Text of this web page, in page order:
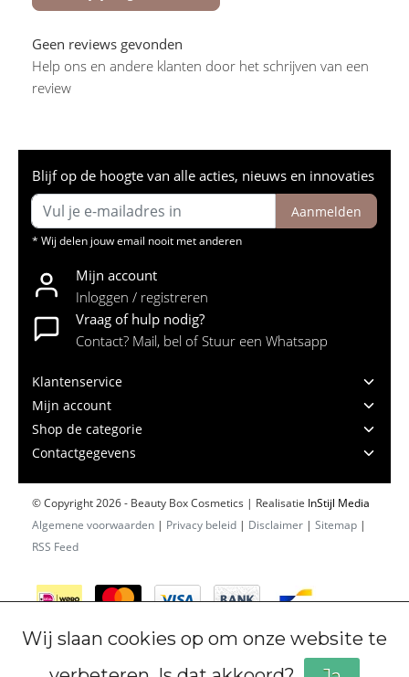
Geen reviews gevonden
Help ons en andere klanten door het schrijven van een
review
Blijf op de hoogte van alle acties, nieuws en innovaties
Aanmelden
* Wij delen jouw email nooit met anderen
Mijn account
Inloggen / registreren
Vraag of hulp nodig?
Contact? Mail, bel of Stuur een Whatsapp
Klantenservice
Mijn account
Shop de categorie
Contactgegevens
© Copyright 2026 - Beauty Box Cosmetics | Realisatie InStijl Media
Algemene voorwaarden | Privacy beleid | Disclaimer | Sitemap |
RSS Feed
Wij slaan cookies op om onze website te